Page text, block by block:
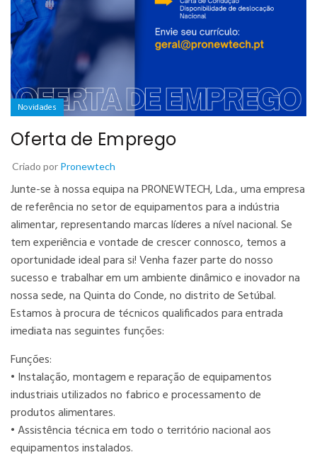
Novidades
Oferta de Emprego
Criado por Pronewtech
Junte-se à nossa equipa na PRONEWTECH, Lda., uma empresa
de referência no setor de equipamentos para a indústria
alimentar, representando marcas líderes a nível nacional. Se
tem experiência e vontade de crescer connosco, temos a
oportunidade ideal para si! Venha fazer parte do nosso
sucesso e trabalhar em um ambiente dinâmico e inovador na
nossa sede, na Quinta do Conde, no distrito de Setúbal.
Estamos à procura de técnicos qualificados para entrada
imediata nas seguintes funções:
Funções:
• Instalação, montagem e reparação de equipamentos
industriais utilizados no fabrico e processamento de
produtos alimentares.
• Assistência técnica em todo o território nacional aos
equipamentos instalados.